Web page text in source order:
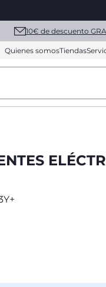
10€ de descuento
Quienes somosTiendas